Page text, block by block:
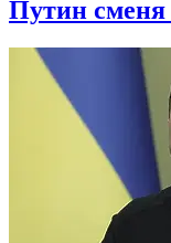
Путин сменя